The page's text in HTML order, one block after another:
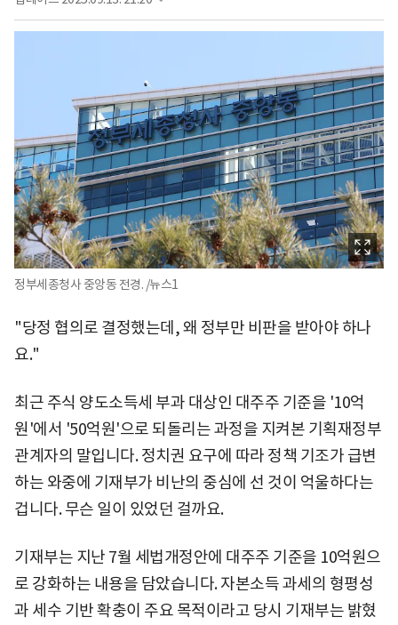
정부세종청사 중앙동 전경. /뉴스1
"당정 협의로 결정했는데, 왜 정부만 비판을 받아야 하나
요."
최근 주식 양도소득세 부과 대상인 대주주 기준을 '10억
원'에서 '50억원'으로 되돌리는 과정을 지켜본 기획재정부
관계자의 말입니다. 정치권 요구에 따라 정책 기조가 급변
하는 와중에 기재부가 비난의 중심에 선 것이 억울하다는
겁니다. 무슨 일이 있었던 걸까요.
기재부는 지난 7월 세법개정안에 대주주 기준을 10억원으
로 강화하는 내용을 담았습니다. 자본소득 과세의 형평성
과 세수 기반 확충이 주요 목적이라고 당시 기재부는 밝혔